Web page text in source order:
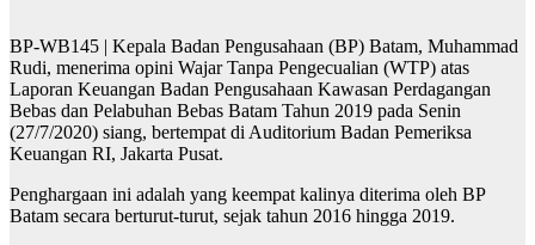
BP-WB145 | Kepala Badan Pengusahaan (BP) Batam, Muhammad
Rudi, menerima opini Wajar Tanpa Pengecualian (WTP) atas
Laporan Keuangan Badan Pengusahaan Kawasan Perdagangan
Bebas dan Pelabuhan Bebas Batam Tahun 2019 pada Senin
(27/7/2020) siang, bertempat di Auditorium Badan Pemeriksa
Keuangan RI, Jakarta Pusat.
Penghargaan ini adalah yang keempat kalinya diterima oleh BP
Batam secara berturut-turut, sejak tahun 2016 hingga 2019.